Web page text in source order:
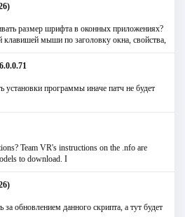
размер шрифта в оконных приложениях?
клавишей мыши по заголовку окна, свойства,
установки программы иначе патч не будет
Team VR's instructions on the .nfo are
to download. I
обновлением данного скрипта, а тут будет